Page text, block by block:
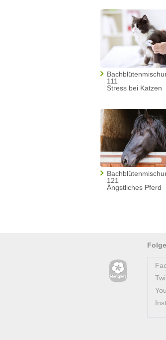
111
Stress bei Katzen
121
Ängstliches Pferd